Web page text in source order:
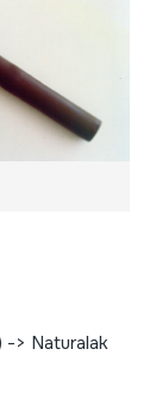
> Naturalak